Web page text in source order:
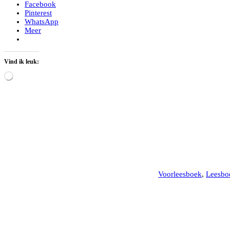
Facebook
Pinterest
WhatsApp
Meer
Vind ik leuk:
Aan
Voorleesboek,